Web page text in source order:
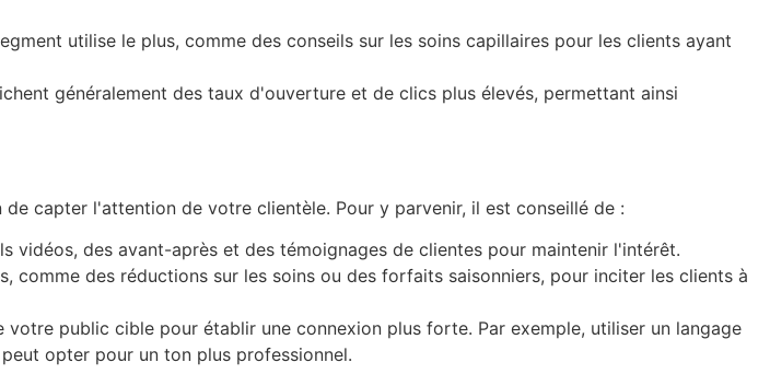
utilise le plus, comme des conseils sur les soins capillaires pour les clients ayant
généralement des taux d'ouverture et de clics plus élevés, permettant ainsi
capter l'attention de votre clientèle. Pour y parvenir, il est conseillé de :
vidéos, des avant-après et des témoignages de clientes pour maintenir l'intérêt.
comme des réductions sur les soins ou des forfaits saisonniers, pour inciter les clients à
public cible pour établir une connexion plus forte. Par exemple, utiliser un langage
opter pour un ton plus professionnel.